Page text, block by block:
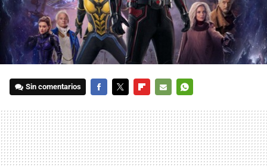
Sin comentarios
MAIL